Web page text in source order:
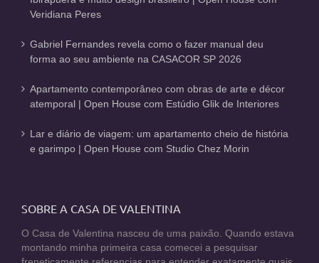
Veridiana Peres
Gabriel Fernandes revela como o fazer manual deu
forma ao seu ambiente na CASACOR SP 2026
Apartamento contemporâneo com obras de arte e décor
atemporal | Open House com Estúdio Glik de Interiores
Lar e diário de viagem: um apartamento cheio de história
e garimpo | Open House com Studio Chez Morin
SOBRE A CASA DE VALENTINA
O Casa de Valentina nasceu de uma paixão. Quando estava
montando minha primeira casa comecei a pesquisar